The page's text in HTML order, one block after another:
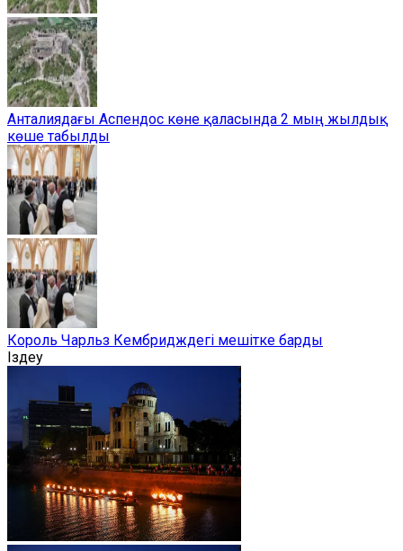
Анталиядағы Аспендос көне қаласында 2 мың жылдық
көше табылды
Король Чарльз Кембридждегі мешітке барды
Іздеу